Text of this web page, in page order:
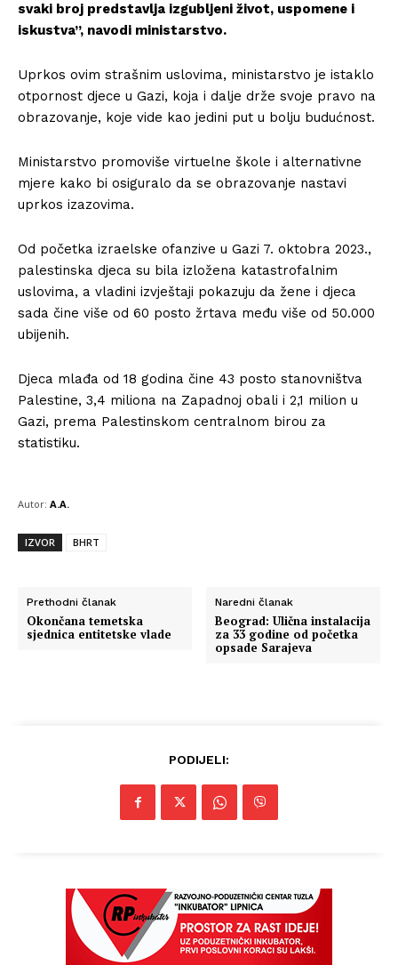
svaki broj predstavlja izgubljeni život, uspomene i
iskustva”, navodi ministarstvo.
Uprkos ovim strašnim uslovima, ministarstvo je istaklo
otpornost djece u Gazi, koja i dalje drže svoje pravo na
obrazovanje, koje vide kao jedini put u bolju budućnost.
Ministarstvo promoviše virtuelne škole i alternativne
mjere kako bi osiguralo da se obrazovanje nastavi
uprkos izazovima.
Od početka izraelske ofanzive u Gazi 7. oktobra 2023.,
palestinska djeca su bila izložena katastrofalnim
uslovima, a vladini izvještaji pokazuju da žene i djeca
sada čine više od 60 posto žrtava među više od 50.000
ubijenih.
Djeca mlađa od 18 godina čine 43 posto stanovništva
Palestine, 3,4 miliona na Zapadnoj obali i 2,1 milion u
Gazi, prema Palestinskom centralnom birou za
statistiku.
Autor: A.A.
IZVOR BHRT
Prethodni članak
Okončana temetska
sjednica entitetske vlade
Naredni članak
Beograd: Ulična instalacija
za 33 godine od početka
opsade Sarajeva
PODIJELI: